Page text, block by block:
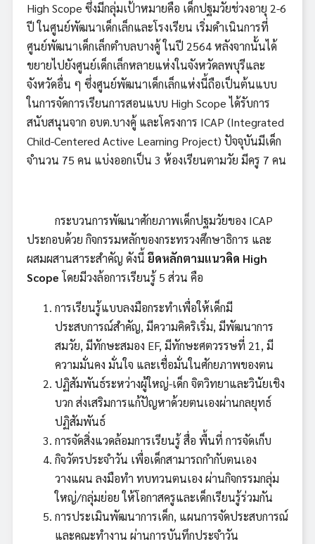
High Scope ซึ่งมีกลุ่มเป้าหมายคือ เด็กปฐมวัยช่วงอายุ 2-6
ปี ในศูนย์พัฒนาเด็กเล็กและโรงเรียน เริ่มดำเนินการที่
ศูนย์พัฒนาเด็กเล็กตำบลบางคู้ ในปี 2564 หลังจากนั้นได้
ขยายไปยังศูนย์เด็กเล็กหลายแห่งในจังหวัดลพบุรีและ
จังหวัดอื่น ๆ ซึ่งศูนย์พัฒนาเด็กเล็กแห่งนี้ถือเป็นต้นแบบ
ในการจัดการเรียนการสอนแบบ High Scope ได้รับการ
สนับสนุนจาก อบต.บางคู้ และโครงการ ICAP (Integrated
Child-Centered Active Learning Project) ปัจจุบันมีเด็ก
จำนวน 75 คน แบ่งออกเป็น 3 ห้องเรียนตามวัย มีครู 7 คน
กระบวนการพัฒนาศักยภาพเด็กปฐมวัยของ ICAP
ประกอบด้วย กิจกรรมหลักของกระทรวงศึกษาธิการ และ
ผสมผสานสาระสำคัญ ดังนี้ ยึดหลักตามแนวคิด High
Scope โดยมีวงล้อการเรียนรู้ 5 ส่วน คือ
การเรียนรู้แบบลงมือกระทำเพื่อให้เด็กมี
ประสบการณ์สำคัญ, มีความคิดริเริ่ม, มีพัฒนาการ
สมวัย, มีทักษะสมอง EF, มีทักษะศตวรรษที่ 21, มี
ความมั่นคง มั่นใจ และเชื่อมั่นในศักยภาพของตน
ปฏิสัมพันธ์ระหว่างผู้ใหญ่-เด็ก จิตวิทยาและวินัยเชิง
บวก ส่งเสริมการแก้ปัญหาด้วยตนเองผ่านกลยุทธ์
ปฏิสัมพันธ์
การจัดสิ่งแวดล้อมการเรียนรู้ สื่อ พื้นที่ การจัดเก็บ
กิจวัตรประจำวัน เพื่อเด็กสามารถกำกับตนเอง
วางแผน ลงมือทำ ทบทวนตนเอง ผ่านกิจกรรมกลุ่ม
ใหญ่/กลุ่มย่อย ให้โอกาสครูและเด็กเรียนรู้ร่วมกัน
การประเมินพัฒนาการเด็ก, แผนการจัดประสบการณ์
และคณะทำงาน ผ่านการบันทึกประจำวัน